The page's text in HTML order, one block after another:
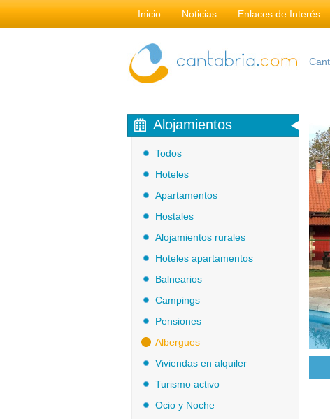
Inicio Noticias Enlaces de Interés
Alojamientos
Todos
Hoteles
Apartamentos
Hostales
Alojamientos rurales
Hoteles apartamentos
Balnearios
Campings
Pensiones
Albergues
Viviendas en alquiler
Turismo activo
Ocio y Noche